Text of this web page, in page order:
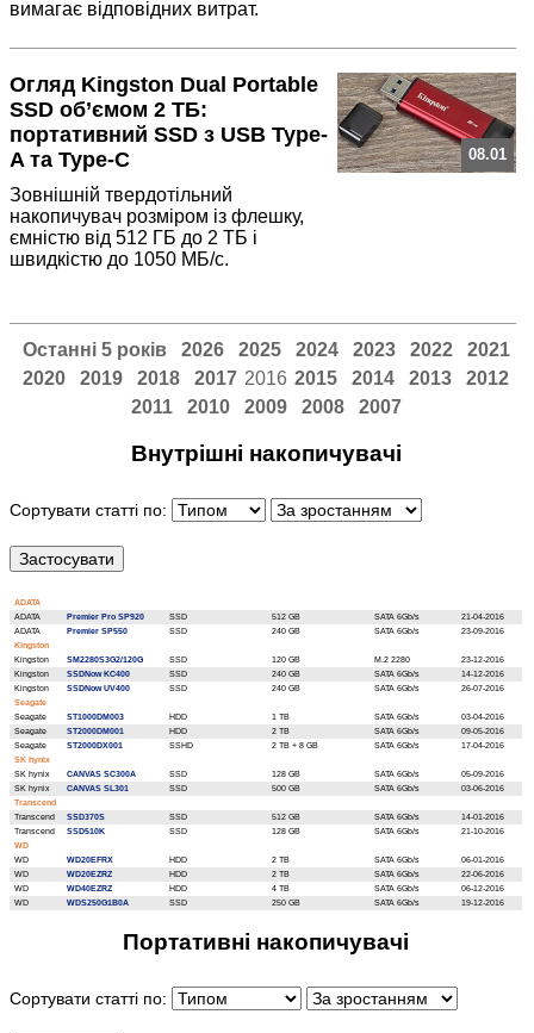
вимагає відповідних витрат.
Огляд Kingston Dual Portable
SSD об’ємом 2 ТБ:
портативний SSD з USB Type-
A та Type-C
Зовнішній твердотільний
накопичувач розміром із флешку,
ємністю від 512 ГБ до 2 ТБ і
швидкістю до 1050 МБ/с.
08.01
Останні 5 років 2026 2025 2024 2023 2022
2021
2020
2019 2018 2017 2016 2015 2014 2013
2012
2011
2010 2009 2008 2007
Внутрішні накопичувачі
Сортувати статті по:
ADATA
ADATA
Premier Pro SP920 SSD 512 GB SATA 6Gb/s
21-04-2016
ADATA
Premier SP550 SSD 240 GB SATA 6Gb/s
23-09-2016
Kingston
Kingston
SM2280S3G2/120G SSD 120 GB M.2 2280
23-12-2016
Kingston
SSDNow KC400 SSD 240 GB SATA 6Gb/s
14-12-2016
Kingston
SSDNow UV400 SSD 240 GB SATA 6Gb/s
26-07-2016
Seagate
Seagate
ST1000DM003 HDD 1 TB SATA 6Gb/s
03-04-2016
Seagate
ST2000DM001 HDD 2 TB SATA 6Gb/s
09-05-2016
Seagate
ST2000DX001 SSHD 2 TB + 8 GB SATA 6Gb/s
17-04-2016
SK hynix
SK hynix
CANVAS SC300A SSD 128 GB SATA 6Gb/s
05-09-2016
SK hynix
CANVAS SL301 SSD 500 GB SATA 6Gb/s
03-06-2016
Transcend
Transcend
SSD370S SSD 512 GB SATA 6Gb/s
14-01-2016
Transcend
SSD510K SSD 128 GB SATA 6Gb/s
21-10-2016
WD
WD
WD20EFRX HDD 2 TB SATA 6Gb/s
06-01-2016
WD
WD20EZRZ HDD 2 TB SATA 6Gb/s
22-06-2016
WD
WD40EZRZ HDD 4 TB SATA 6Gb/s
06-12-2016
WD
WDS250G1B0A SSD 250 GB SATA 6Gb/s 19-12-2016
Портативні накопичувачі
Сортувати статті по: